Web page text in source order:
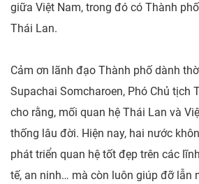
giữa Việt Nam, trong đó có Thành
Thái Lan.
Cảm ơn lãnh đạo Thành phố dành
Supachai Somcharoen, Phó Chủ tịch
cho rằng, mối quan hệ Thái Lan và
thống lâu đời. Hiện nay, hai nước
phát triển quan hệ tốt đẹp trên các
tế, an ninh… mà còn luôn giúp đỡ lẫn